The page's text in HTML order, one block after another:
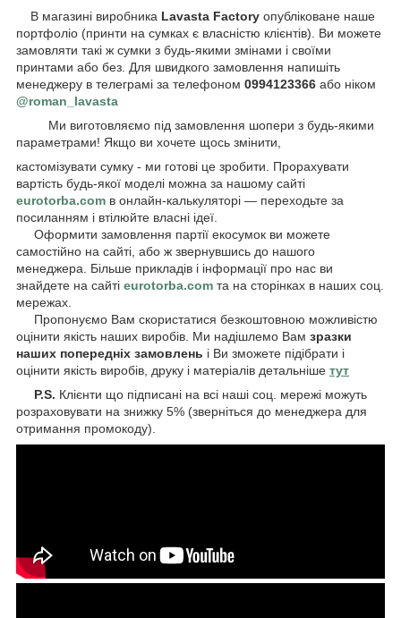
В магазині виробника Lavasta Factory опубліковане наше
портфоліо (принти на сумках є власністю клієнтів). Ви можете
замовляти такі ж сумки з будь-якими змінами і своїми
принтами або без. Для швидкого замовлення напишіть
менеджеру в телеграмі за телефоном 0994123366 або ніком
@roman_lavasta
Ми виготовляємо під замовлення шопери з будь-якими
параметрами! Якщо ви хочете щось змінити,
кастомізувати сумку - ми готові це зробити. Прорахувати
вартість будь-якої моделі можна за нашому сайті
eurotorba.com в онлайн-калькуляторі — переходьте за
посиланням і втілюйте власні ідеї.
Оформити замовлення партії екосумок ви можете
самостійно на сайті, або ж звернувшись до нашого
менеджера. Більше прикладів і інформації про нас ви
знайдете на сайті eurotorba.com та на сторінках в наших соц.
мережах.
Пропонуємо Вам скористатися безкоштовною можливістю
оцінити якість наших виробів. Ми надішлемо Вам зразки
наших попередніх замовлень і Ви зможете підібрати і
оцінити якість виробів, друку і матеріалів детальніше тут
P.S. Клієнти що підписані на всі наші соц. мережі можуть
розраховувати на знижку 5% (зверніться до менеджера для
отримання промокоду).